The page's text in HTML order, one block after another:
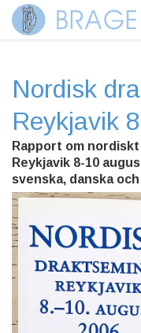
Nordisk
Reykjavik
Rapport om
Reykjavik 8-10
svenska, danska